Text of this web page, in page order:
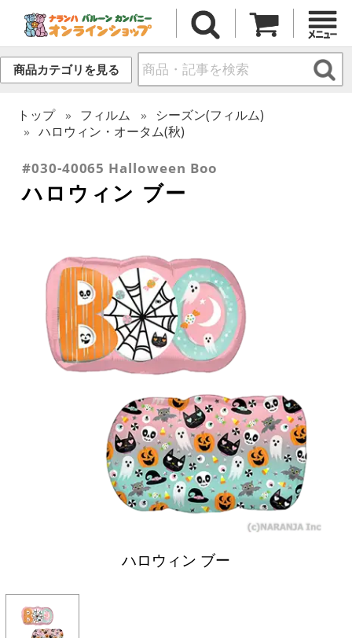
商品カテゴリを見る
トップ フィルム
シーズン(フィルム)
ハロウィン・オータム(秋)
#030-40065 Halloween Boo
ハロウィン ブー
ハロウィン ブー